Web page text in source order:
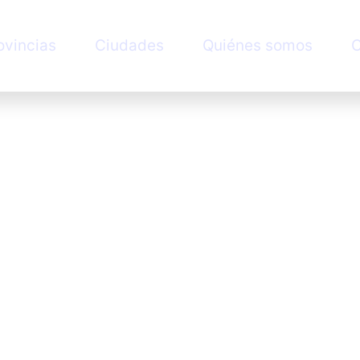
Ciudades Quiénes somos